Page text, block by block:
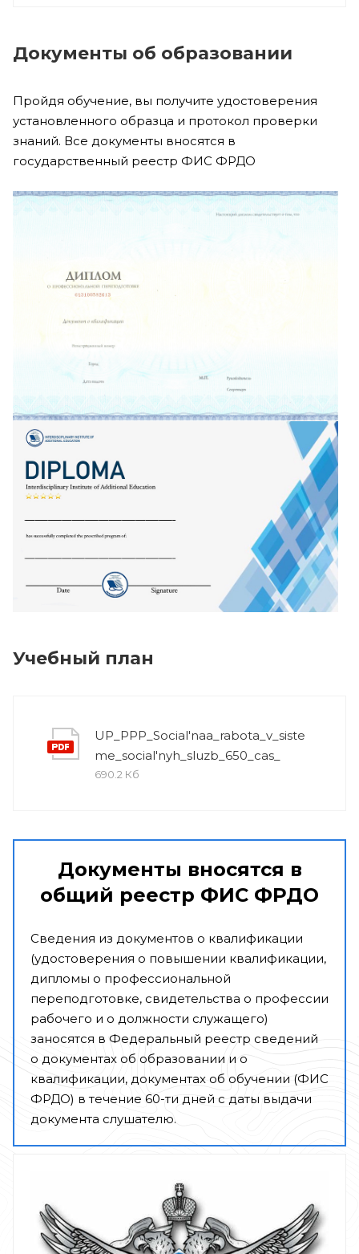
Документы об образовании
Пройдя обучение, вы получите удостоверения
установленного образца и протокол проверки
знаний. Все документы вносятся в
государственный реестр ФИС ФРДО
Учебный план
UP_PPP_Social'naa_rabota_v_siste
me_social'nyh_sluzb_650_cas_
690.2 Кб
Документы вносятся в
общий реестр ФИС ФРДО
Сведения из документов о квалификации
(удостоверения о повышении квалификации,
дипломы о профессиональной
переподготовке, свидетельства о профессии
рабочего и о должности служащего)
заносятся в Федеральный реестр сведений
о документах об образовании и о
квалификации, документах об обучении (ФИС
ФРДО) в течение 60-ти дней с даты выдачи
документа слушателю.